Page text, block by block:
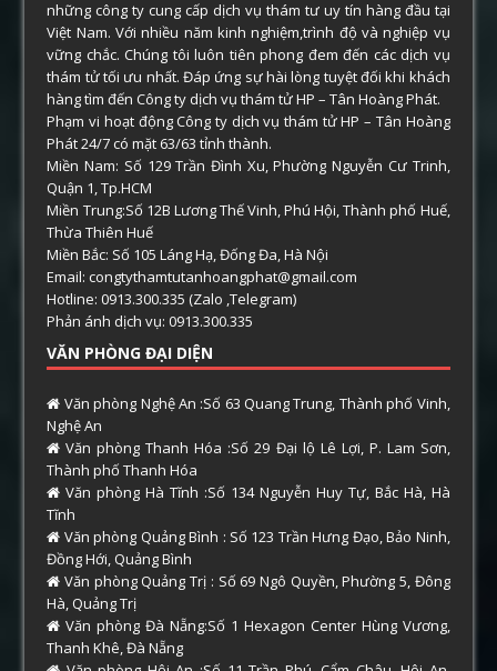
những công ty cung cấp dịch vụ thám tư uy tín hàng đầu tại
Việt Nam. Với nhiều năm kinh nghiệm,trình độ và nghiệp vụ
vững chắc. Chúng tôi luôn tiên phong đem đến các dịch vụ
thám tử tối ưu nhất. Đáp ứng sự hài lòng tuyệt đối khi khách
hàng tìm đến Công ty dịch vụ thám tử HP – Tân Hoàng Phát.
Phạm vi hoạt động Công ty dịch vụ thám tử HP – Tân Hoàng
Phát 24/7 có mặt 63/63 tỉnh thành.
Miền Nam: Số 129 Trần Đình Xu, Phường Nguyễn Cư Trinh,
Quận 1, Tp.HCM
Miền Trung:Số 12B Lương Thế Vinh, Phú Hội, Thành phố Huế,
Thừa Thiên Huế
Miền Bắc: Số 105 Láng Hạ, Đống Đa, Hà Nội
Email: congtythamtutanhoangphat@gmail.com
Hotline: 0913.300.335 (Zalo ,Telegram)
Phản ánh dịch vụ: 0913.300.335
VĂN PHÒNG ĐẠI DIỆN
Văn phòng Nghệ An :Số 63 Quang Trung, Thành phố Vinh,
Nghệ An
Văn phòng Thanh Hóa :Số 29 Đại lộ Lê Lợi, P. Lam Sơn,
Thành phố Thanh Hóa
Văn phòng Hà Tĩnh :Số 134 Nguyễn Huy Tự, Bắc Hà, Hà
Tĩnh
Văn phòng Quảng Bình : Số 123 Trần Hưng Đạo, Bảo Ninh,
Đồng Hới, Quảng Bình
Văn phòng Quảng Trị : Số 69 Ngô Quyền, Phường 5, Đông
Hà, Quảng Trị
Văn phòng Đà Nẵng:Số 1 Hexagon Center Hùng Vương,
Thanh Khê, Đà Nẵng